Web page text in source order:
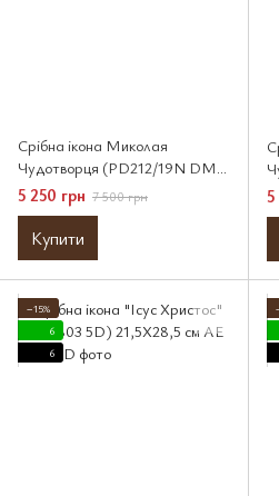
Срібна ікона Миколая
Чудотворця (PD212/19N DM
8330 BG) 41x61 см
5 250 грн 7 500 грн
Купити
−15%
6
6